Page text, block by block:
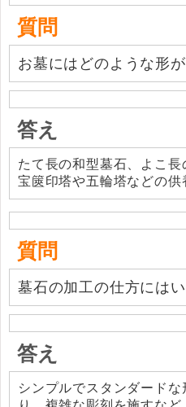
質問
お墓にはどのような形
答え
たて長の和型墓石、よこ長
宝篋印塔や五輪塔などの供
質問
墓石の加工の仕方には
答え
シンプルでスタンダード